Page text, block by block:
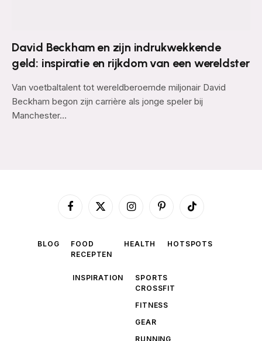
David Beckham en zijn indrukwekkende
geld: inspiratie en rijkdom van een wereldster
Van voetbaltalent tot wereldberoemde miljonair David
Beckham begon zijn carrière als jonge speler bij
Manchester…
Facebook
X
InstagramPinterestTikTok
BLOG
FOOD
RECEPTEN
HEALTH HOTSPOTS
INSPIRATION
SPORTS
CROSSFIT
FITNESS
GEAR
RUNNING